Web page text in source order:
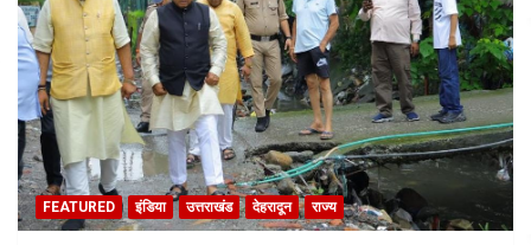
FEATURED इंडिया उत्तराखंड देहरादून राज्य